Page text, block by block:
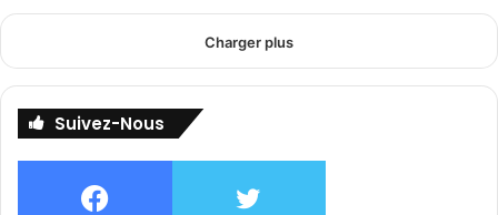
Charger plus
Suivez-Nous